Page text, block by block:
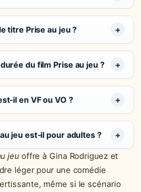
titre Prise au jeu ?
du film Prise au jeu ?
en VF ou VO ?
jeu est‑il pour adultes ?
jeuoffre à Gina Rodriguez et
léger pour une comédie
même si le scénario